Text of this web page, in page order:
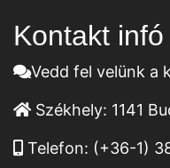
Kontakt infó
Vedd fel velünk a
Székhely: 1141
Telefon: (+36-1)